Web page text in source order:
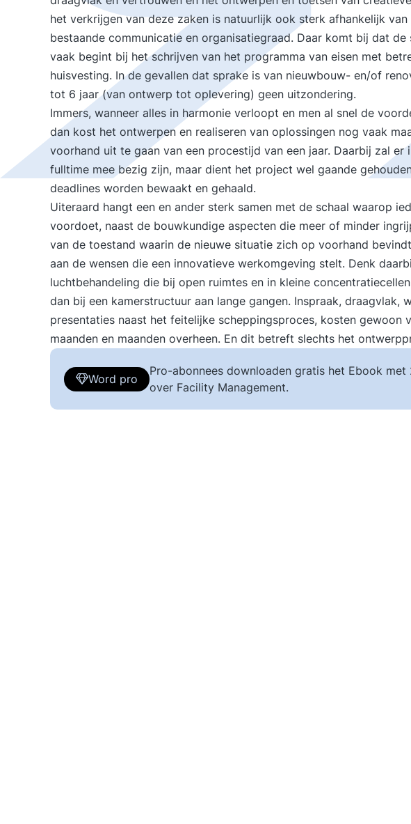
het verkrijgen van deze zaken is natuurlijk ook sterk afhankelijk
bestaande communicatie en organisatiegraad. Daar komt bij dat
vaak begint bij het schrijven van het programma van eisen met
huisvesting. In de gevallen dat sprake is van nieuwbouw- en/of
tot 6 jaar (van ontwerp tot oplevering) geen uitzondering.
Immers, wanneer alles in harmonie verloopt en men al snel de
dan kost het ontwerpen en realiseren van oplossingen nog vaak
voorhand uit te gaan van een procestijd van een jaar. Daarbij zal er
fulltime mee bezig zijn, maar dient het project wel gaande
deadlines worden bewaakt en gehaald.
Uiteraard hangt een en ander sterk samen met de schaal waarop
voordoet, naast de bouwkundige aspecten die meer of minder
van de toestand waarin de nieuwe situatie zich op voorhand
aan de wensen die een innovatieve werkomgeving stelt. Denk
luchtbehandeling die bij open ruimtes en in kleine
dan bij een kamerstructuur aan lange gangen. Inspraak, draagvlak,
presentaties naast het feitelijke scheppingsproces, kosten gewoon
maanden en maanden overheen. En dit betreft slechts het
Word pro
Pro-abonnees downloaden gratis het Ebook
over Facility Management.